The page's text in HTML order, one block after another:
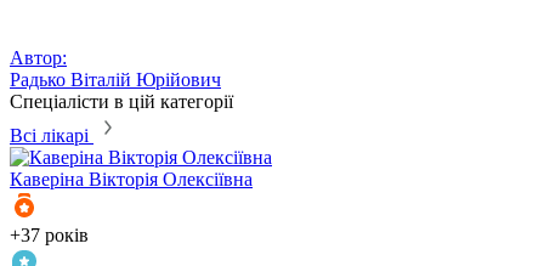
Автор:
Радько Віталій Юрійович
Спеціалісти в цій категорії
Всі лікарі
Каверіна Вікторія Олексіївна
+37 років